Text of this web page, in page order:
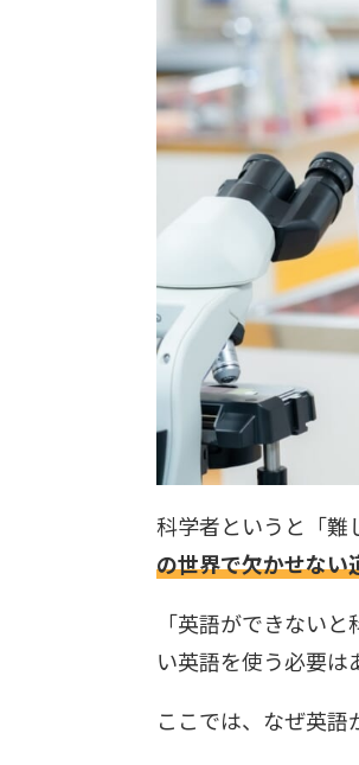
科学者というと「難
の世界で欠かせない
「英語ができない
い英語を使う必要は
ここでは、なぜ英語